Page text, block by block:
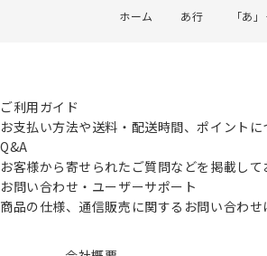
ホーム あ行 「あ
ご利用ガイド
お支払い方法や送料・配送時間、ポイント
Q&A
お客様から寄せられたご質問などを掲載して
お問い合わせ・ユーザーサポート
商品の仕様、通信販売に関するお問い合わせ